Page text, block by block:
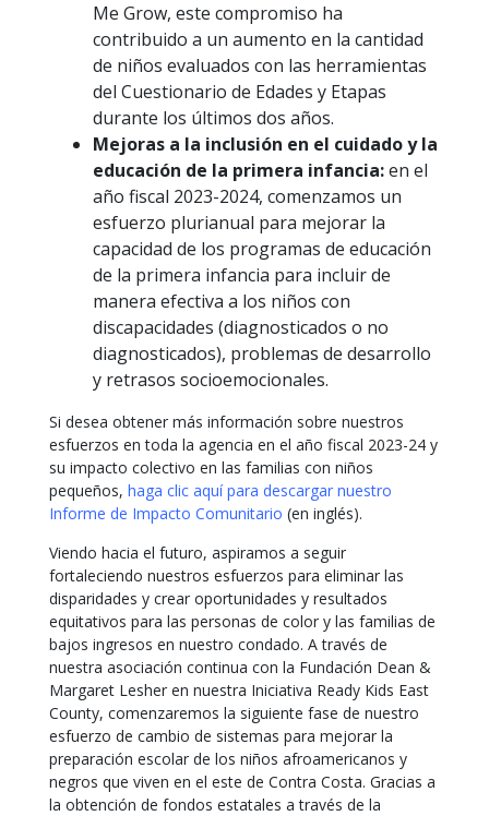
Me Grow, este compromiso ha
contribuido a un aumento en la cantidad
de niños evaluados con las herramientas
del Cuestionario de Edades y Etapas
durante los últimos dos años.
Mejoras a la inclusión en el cuidado y la
educación de la primera infancia:en el
año fiscal 2023-2024, comenzamos un
esfuerzo plurianual para mejorar la
capacidad de los programas de educación
de la primera infancia para incluir de
manera efectiva a los niños con
discapacidades (diagnosticados o no
diagnosticados), problemas de desarrollo
y retrasos socioemocionales.
Si desea obtener más información sobre nuestros
esfuerzos en toda la agencia en el año fiscal 2023-24 y
su impacto colectivo en las familias con niños
pequeños, haga clic aquí para descargar nuestro
Informe de Impacto Comunitario (en inglés).
Viendo hacia el futuro, aspiramos a seguir
fortaleciendo nuestros esfuerzos para eliminar las
disparidades y crear oportunidades y resultados
equitativos para las personas de color y las familias de
bajos ingresos en nuestro condado. A través de
nuestra asociación continua con la Fundación Dean &
Margaret Lesher en nuestra Iniciativa Ready Kids East
County, comenzaremos la siguiente fase de nuestro
esfuerzo de cambio de sistemas para mejorar la
preparación escolar de los niños afroamericanos y
negros que viven en el este de Contra Costa. Gracias a
la obtención de fondos estatales a través de la